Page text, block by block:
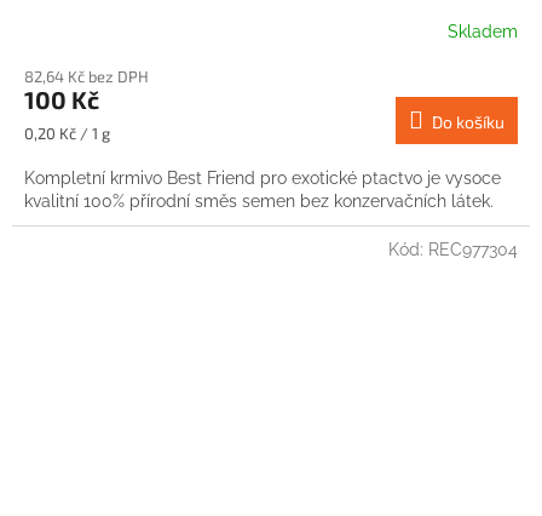
Skladem
82,64 Kč bez DPH
100 Kč
Měrná
0,20 Kč / 1 g
Do košíku
Kompletní krmivo Best Friend pro exotické ptactvo je vysoce
kvalitní 100% přírodní směs semen bez konzervačních látek.
Kód: REC977304